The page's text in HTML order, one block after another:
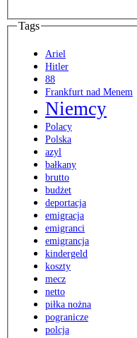
Tags
Ariel
Hitler
88
Frankfurt nad Menem
Niemcy
Polacy
Polska
azyl
bałkany
brutto
budżet
deportacja
emigracja
emigranci
emigrancja
kindergeld
koszty
mecz
netto
piłka nożna
pogranicze
polcja